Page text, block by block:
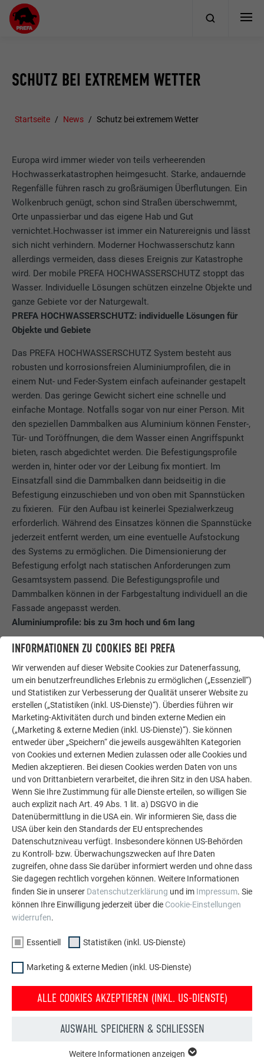
SCHUTZ BEI EXTREMEM WETTER
Startseite News Schutz bei extremem Wetter
Europa wird immer wieder von teils verheerenden
Hochwasserkatastrophen heimgesucht. Starke, andauernde
Regenfälle führen rasch zu großräumigen Überflutungen. Ein
Wolkenbruch genügt, schon sind Straßen überschwemmt,
Orte unpassierbar und das eigene Hab und Gut
vernichtet.Hochwasser ist immer ein Naturereignis und lässt
sich nicht verhindern. Moderner Hochwasserschutz kann
allerdings vermeiden, dass dieses Ereignis zur Katastrophe
wird. Der mobile PREFA HOCHWASSERSCHUTZ stoppt das
Wasser. Individuelle Lösungen schützen einzelne Objekte und
ganze Gebiete vor der Naturgewalt.
PREFA HOCHWASSERSCHUTZ: individuelle Lösungen für
Objekte und Gebiete
Das PREFA HOCHWASSERSCHUTZ System besteht aus
robusten und korrosionsfreien Aluminiumprofilen, die in
einem Nut- und Feder-System einfach aufeinander gestapelt
werden. Das geringe Gewicht sichert eine schnelle und
einfache Montage. Notfalls sogar von nur einer Person. Mit
den speziellen Dammbalken aus Aluminium können Fenster-,
Tür- und Toröffnungen, die dem Wasser einen Angriffspunkt
bieten, rasch abgedichtet werden. Die Befestigungsprofile
werden in, hinter oder vor der Leibung fix montiert. Im
Einsatzfall sind die Dammbalken dann beidseitig in die
Befestigung einzuschieben und von oben mit Spannstücken
zu fixieren. Für den Aufbau ist keinerlei Spezialwerkzeug
erforderlich. Während des Einsatzes können die Spannstücke
jederzeit entfernt werden, um eine eventuelle Aufstockung
des Systems zu ermöglichen. Die Dimensionierung der
Befestigung erfolgt nach statischen Anforderungen zum
Gesamtsystem passend. Die Befestigungsprofile und
Dammbalken können in der Farbgestaltung individuell an die
Fassade angepasst werden.
Aluminiumprofile: bis zu 3m hoch und 6m lang
Die Profile werden in zwei Ausführungsstärken – 50mm und
und größere Spannweiten möglich. Die PREFA
Aluminiumprofile sind bis zu einer Länge von sechs Metern
lieferbar und können bis zu drei Meter hoch installiert
werden. Die eingelegte Systemdichtung besteht aus
EPDM/Moosgummi und verhindert das Eindringen von
Wasser. Bei Bedarf kann die Dichtung leicht ausgetauscht
werden. Nach dem Einsatz ist eine Reinigung und Kontrolle
der Profile bzw. Dichtungen erforderlich, um die
Funktionalität bei künftigen Ereignissen zu garantieren.
Auch die Feuerwehr in Schrambach setzt auf PREFA
Hochwasserschutz
Die Freiwillige Feuerwehr in Schrambach verfügt seit beinahe
10 Jahren über einen mobilen Hochwasserschutz im Bereich
der Garageneinfahrt. Oberbrandinspektor Werner Wallner ist
begeistert: „Der Aufbau des Hochwasserschutzes ist sehr
simpel und kann auch von einer Person alleine durchgeführt
werden. Aufgrund dieser einfachen Handhabung werden wir
das Produkt mit Sicherheit weiterempfehlen.“
Hochwasserschutz auch für Straßen und Landschaftsflächen
Das Grundstück der Familie Waidmayr in Neustift ist
wunderschön inmitten von Feldern gelegen. Bei stärkerem
Wasser von der gegenüberliegenden Wiese und kommt in
die Garage der Familie zu. Bis vor einiger Zeit musste man
Wassermassen wehren, doch im Jahr 2011 entschied man
INFORMATIONEN ZU COOKIES BEI PREFA
Wir verwenden auf dieser Website Cookies zur Datenerfassung,
um ein benutzerfreundliches Erlebnis zu ermöglichen („Essenziell“)
und Statistiken zur Verbesserung der Qualität unserer Website zu
erstellen („Statistiken (inkl. US-Dienste)“). Überdies führen wir
Marketing-Aktivitäten durch und binden externe Medien ein
(„Marketing & externe Medien (inkl. US-Dienste)“). Sie können
entweder über „Speichern“ die jeweils ausgewählten Kategorien
von Cookies und externen Medien zulassen oder alle Cookies und
Medien akzeptieren. Bei diesen Cookies werden Daten von uns
und von Drittanbietern verarbeitet, die ihren Sitz in den USA haben.
Wenn Sie Ihre Zustimmung für alle Dienste erteilen, so willigen Sie
auch explizit nach Art. 49 Abs. 1 lit. a) DSGVO in die
Datenübermittlung in die USA ein. Wir informieren Sie, dass die
USA über kein den Standards der EU entsprechendes
Datenschutzniveau verfügt. Insbesondere können US-Behörden
zu Kontroll- bzw. Überwachungszwecken auf Ihre Daten
zugreifen, ohne dass Sie darüber informiert werden und ohne dass
Sie dagegen rechtlich vorgehen können. Weitere Informationen
finden Sie in unserer Datenschutzerklärung und im Impressum. Sie
können Ihre Einwilligung jederzeit über die Cookie-Einstellungen
widerrufen.
Essentiell Statistiken (inkl. US-Dienste)
Marketing & externe Medien (inkl. US-Dienste)
ALLE COOKIES AKZEPTIEREN (INKL. US-DIENSTE)
AUSWAHL SPEICHERN & SCHLIESSEN
Weitere Informationen anzeigen